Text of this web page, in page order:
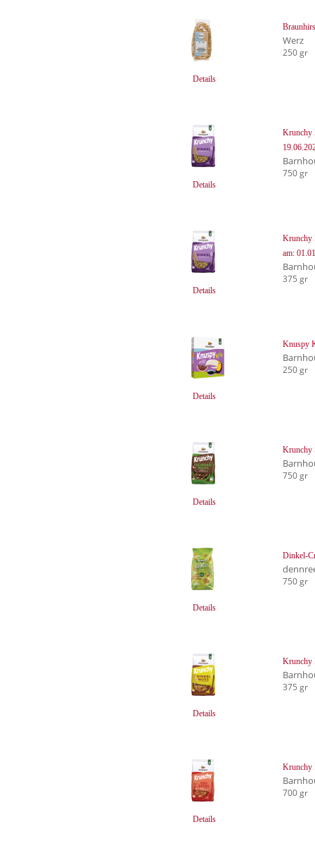
Details
Werz
250 gr
Details
Krunchy
750 gr
Details
Krunchy
am:
375 gr
Details
Knuspy
250 gr
Details
Krunchy
750 gr
Details
Dinkel-
750 gr
Details
Krunchy
375 gr
Details
Krunchy
700 gr